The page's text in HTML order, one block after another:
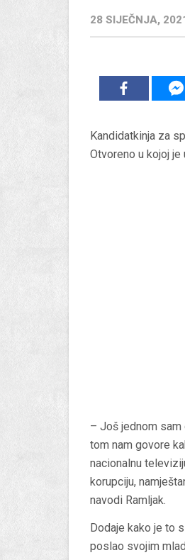
28 SIJEČNJA,
Kandidatkinja za
Otvoreno u kojoj
– Još jednom sam
tom nam govore
nacionalnu
korupciju,
navodi Ramljak.
Dodaje kako je to
poslao svojim